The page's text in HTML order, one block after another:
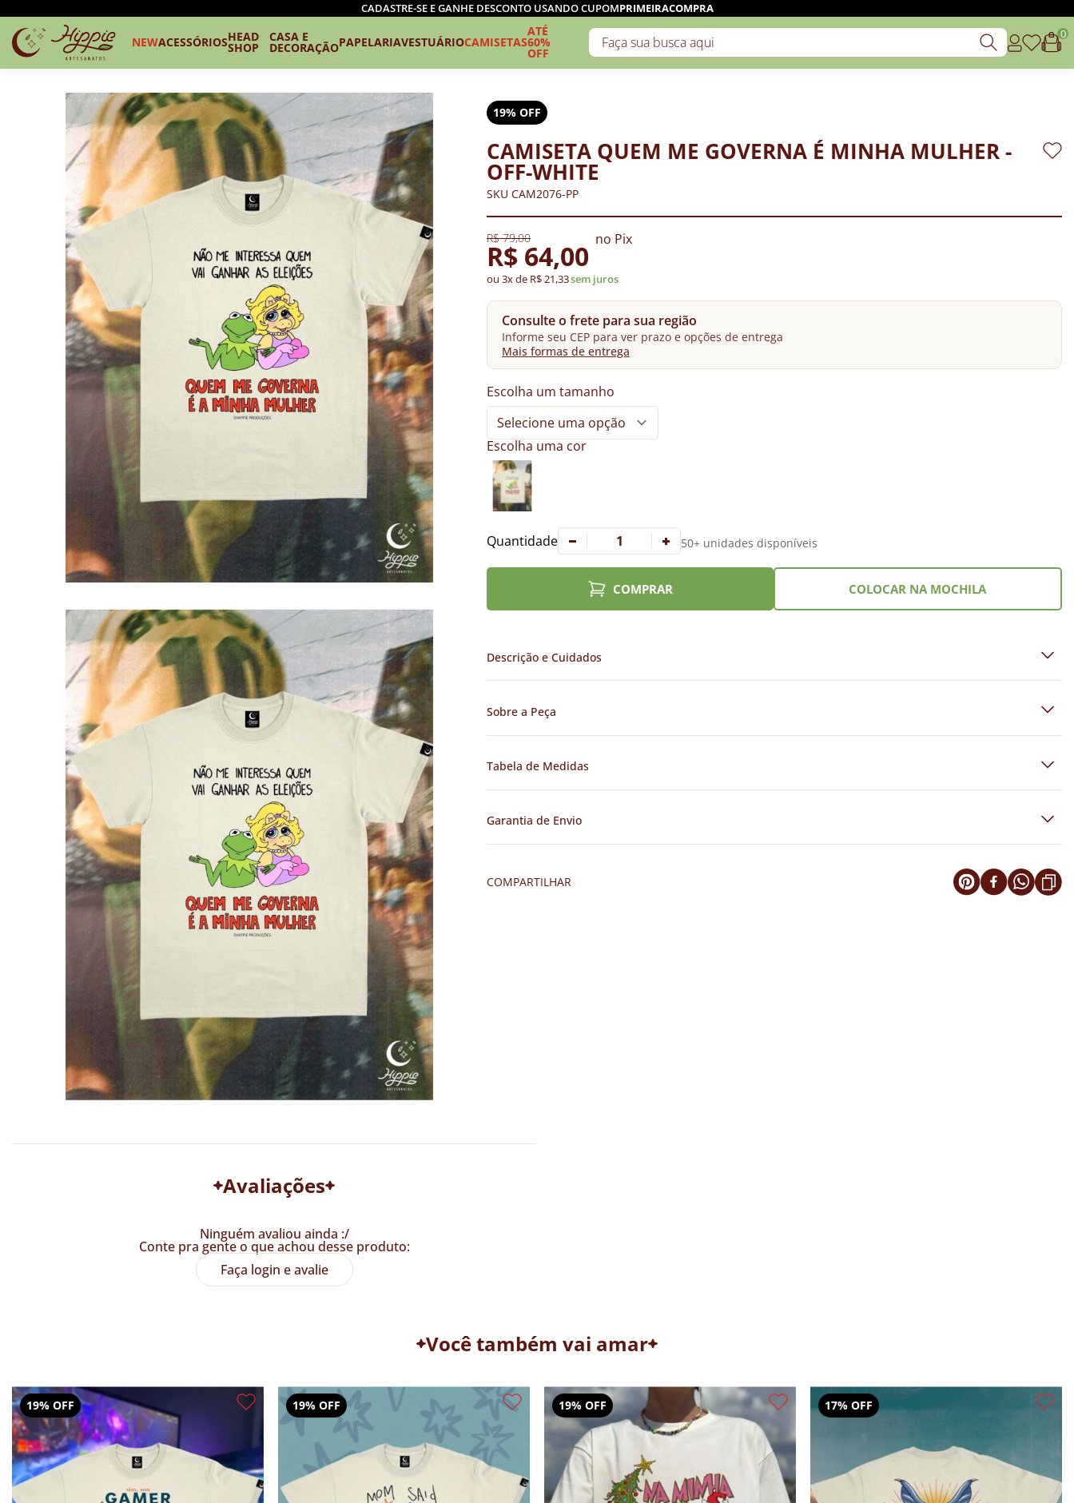
CADASTRE-SE E GANHE DESCONTO USANDO CUPOMPRIMEIRACOMPRA
NEWACESSÓRIOSHEAD
SHOP
CASA E
DECORAÇÃOPAPELARIAVESTUÁRIOCAMISETAS
ATÉ
60%
OFF
0
19% OFF
CAMISETA QUEM ME GOVERNA É MINHA MULHER -
OFF-WHITE
SKU CAM2076-PP
R$ 79,00
R$ 64,00 no Pix
ou 3x de R$ 21,33sem juros
Consulte o frete para sua região
Informe seu CEP para ver prazo e opções de entrega
Mais formas de entrega
Escolha um tamanho
Escolha uma cor
Quantidade 50+ unidades disponíveis
COMPRAR COLOCAR NA MOCHILA
Descrição e Cuidados
Sobre a Peça
Tabela de Medidas
Garantia de Envio
COMPARTILHAR
Avaliações
Ninguém avaliou ainda :/
Conte pra gente o que achou desse produto:
Faça login e avalie
Você também vai amar
19% OFF 19% OFF 19% OFF